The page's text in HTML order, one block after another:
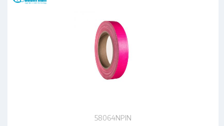
58064NPIN